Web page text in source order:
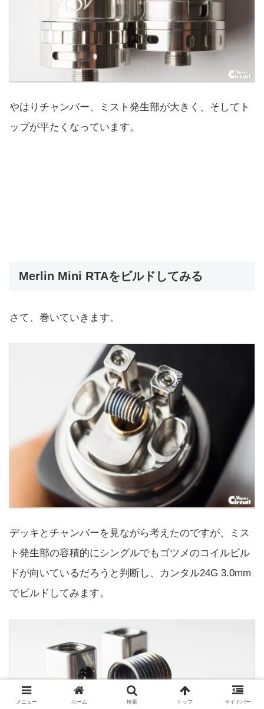
やはりチャンバー、ミスト発生部が大きく、そしてト
ップが平たくなっています。
Merlin Mini RTAをビルドしてみる
さて、巻いていきます。
デッキとチャンバーを見ながら考えたのですが、ミス
ト発生部の容積的にシングルでもゴツメのコイルビル
ドが向いているだろうと判断し、カンタル24G 3.0mm
でビルドしてみます。
メニュー ホーム 検索 トップ サイドバー